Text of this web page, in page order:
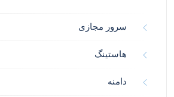
سرور مجازی
هاستینگ
دامنه